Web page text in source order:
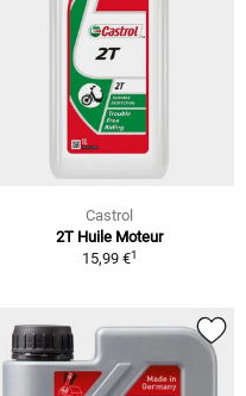
Castrol
2T Huile Moteur
15,99 €1